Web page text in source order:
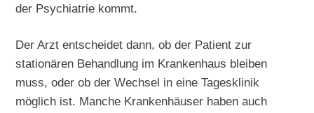
der Psychiatrie kommt.
Der Arzt entscheidet dann, ob der Patient zur
stationären Behandlung im Krankenhaus bleiben
muss, oder ob der Wechsel in eine Tagesklinik
möglich ist. Manche Krankenhäuser haben auch